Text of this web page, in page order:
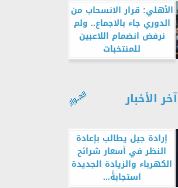
الأهلي: قرار الانسحاب من
الدوري جاء بالاجماع.. ولم
نرفض انضمام اللاعبين
للمنتخبات
آخر الأخبار
إرادة جيل يطالب بإعادة
النظر في أسعار شرائح
الكهرباء والزيادة الجديدة
استجابةً...